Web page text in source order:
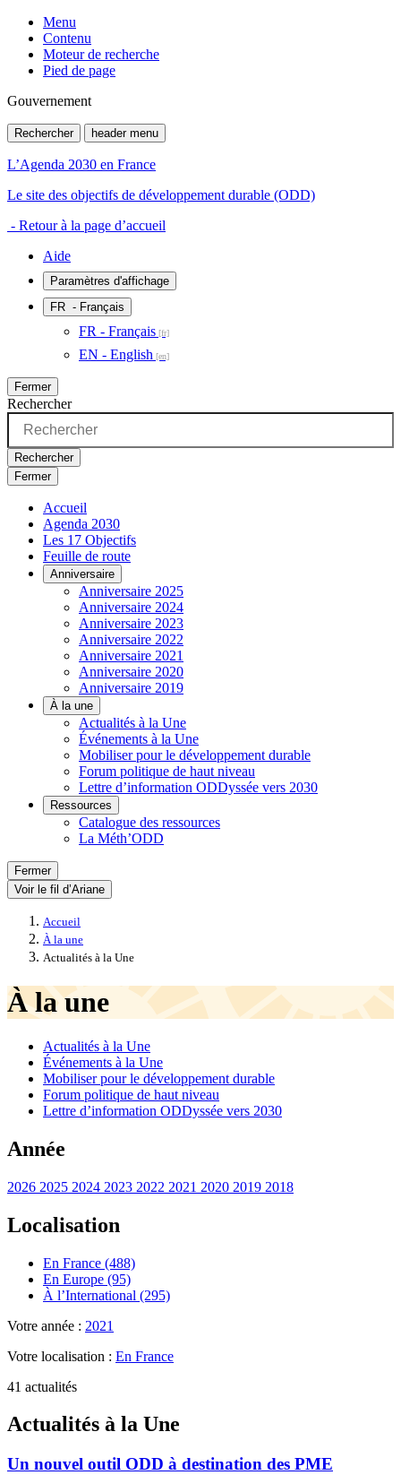
Menu
Contenu
Moteur de recherche
Pied de page
Gouvernement
Rechercher header menu
L’Agenda 2030 en France
Le site des objectifs de développement durable (ODD)
- Retour à la page d’accueil
Aide
Paramètres d'affichage
FR - Français
FR - Français
EN - English
Fermer
Rechercher
Rechercher
Fermer
Accueil
Agenda 2030
Les 17 Objectifs
Feuille de route
Anniversaire
Anniversaire 2025
Anniversaire 2024
Anniversaire 2023
Anniversaire 2022
Anniversaire 2021
Anniversaire 2020
Anniversaire 2019
À la une
Actualités à la Une
Événements à la Une
Mobiliser pour le développement durable
Forum politique de haut niveau
Lettre d’information ODDyssée vers 2030
Ressources
Catalogue des ressources
La Méth’ODD
Fermer
Voir le fil d’Ariane
Accueil
À la une
Actualités à la Une
À la une
Actualités à la Une
Événements à la Une
Mobiliser pour le développement durable
Forum politique de haut niveau
Lettre d’information ODDyssée vers 2030
Année
2026 2025 2024 2023 2022 2021 2020 2019 2018
Localisation
En France (488)
En Europe (95)
À l’International (295)
Votre année : 2021
Votre localisation : En France
41 actualités
Actualités à la Une
Un nouvel outil ODD à destination des PME